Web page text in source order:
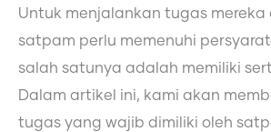
Untuk menjalankan tugas mereka
satpam perlu memenuhi
salah satunya adalah memiliki
Dalam artikel ini, kami akan
tugas yang wajib dimiliki oleh